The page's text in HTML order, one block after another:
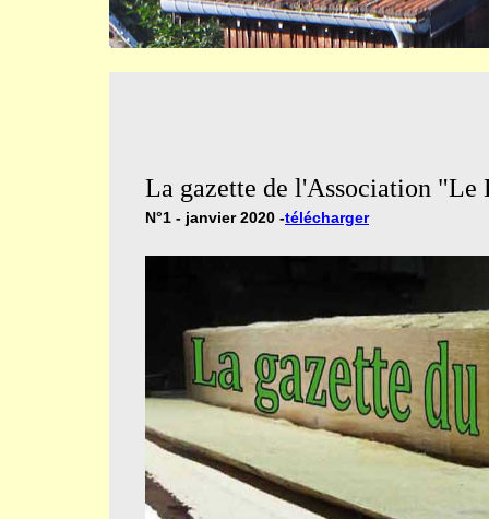
La gazette de l'Association "Le
N°1 - janvier 2020 -télécharger